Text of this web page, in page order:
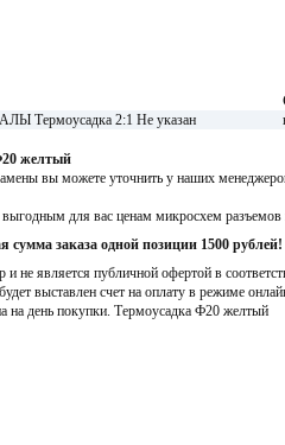
Термоусадка 2:1 Не указан
желтый
вы можете уточнить у наших
для вас ценам микросхем разъемов
заказа одной позиции 1500 рублей!
не является публичной офертой в
выставлен счет на оплату в режиме
на день покупки. Термоусадка Ф20 желтый